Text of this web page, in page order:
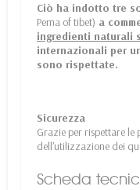
Ciò ha indotto tre
Pema of tibet) a
ingredienti naturali
internazionali per
sono rispettate.
Sicurezza
Grazie per rispettare le
dell'utilizzazione dei
Scheda